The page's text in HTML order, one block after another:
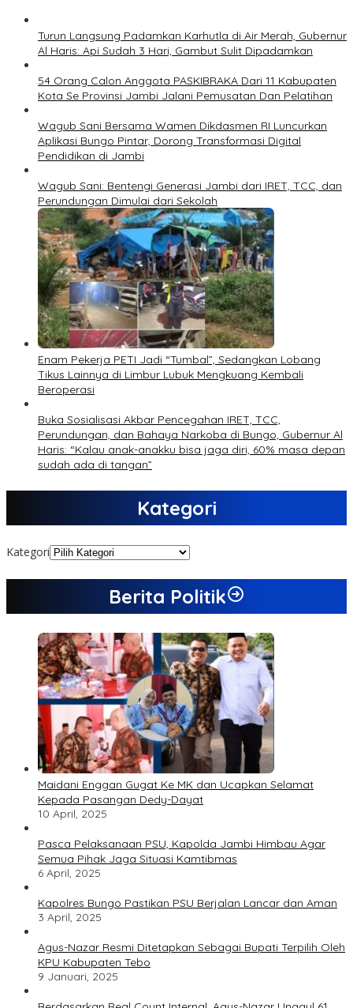
Turun Langsung Padamkan Karhutla di Air Merah, Gubernur
Al Haris: Api Sudah 3 Hari, Gambut Sulit Dipadamkan
54 Orang Calon Anggota PASKIBRAKA Dari 11 Kabupaten
Kota Se Provinsi Jambi Jalani Pemusatan Dan Pelatihan
Wagub Sani Bersama Wamen Dikdasmen RI Luncurkan
Aplikasi Bungo Pintar, Dorong Transformasi Digital
Pendidikan di Jambi
Wagub Sani: Bentengi Generasi Jambi dari IRET, TCC, dan
Perundungan Dimulai dari Sekolah
Enam Pekerja PETI Jadi “Tumbal”, Sedangkan Lobang
Tikus Lainnya di Limbur Lubuk Mengkuang Kembali
Beroperasi
Buka Sosialisasi Akbar Pencegahan IRET, TCC,
Perundungan, dan Bahaya Narkoba di Bungo, Gubernur Al
Haris: “Kalau anak-anakku bisa jaga diri, 60% masa depan
sudah ada di tangan”
Kategori
Kategori
Berita Politik
Maidani Enggan Gugat Ke MK dan Ucapkan Selamat
Kepada Pasangan Dedy-Dayat
10 April, 2025
Pasca Pelaksanaan PSU, Kapolda Jambi Himbau Agar
Semua Pihak Jaga Situasi Kamtibmas
6 April, 2025
Kapolres Bungo Pastikan PSU Berjalan Lancar dan Aman
3 April, 2025
Agus-Nazar Resmi Ditetapkan Sebagai Bupati Terpilih Oleh
KPU Kabupaten Tebo
9 Januari, 2025